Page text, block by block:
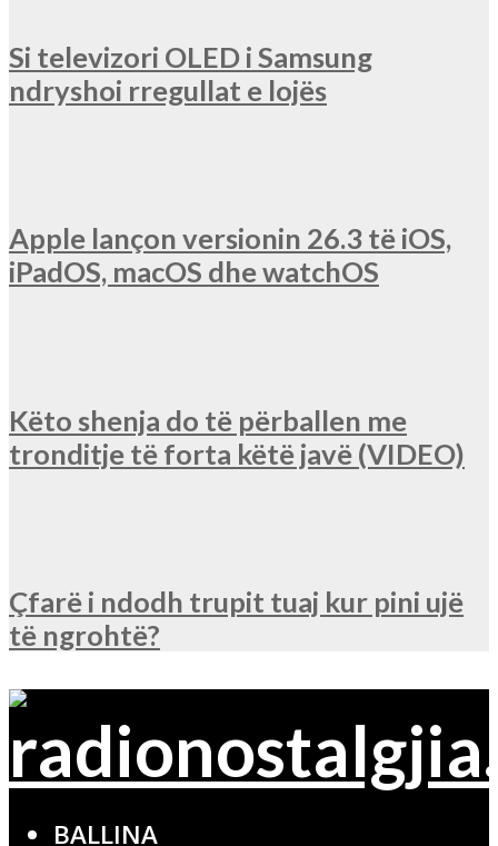
Si televizori OLED i Samsung
ndryshoi rregullat e lojës
Apple lançon versionin 26.3 të iOS,
iPadOS, macOS dhe watchOS
Këto shenja do të përballen me
tronditje të forta këtë javë (VIDEO)
Çfarë i ndodh trupit tuaj kur pini ujë
të ngrohtë?
BALLINA